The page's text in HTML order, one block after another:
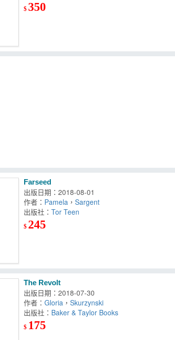
$ 350
Farseed
出版日期：2018-08-01
作者： Pamela ，Sargent
出版社：Tor Teen
$ 245
The Revolt
出版日期：2018-07-30
作者：Gloria ，Skurzynski
出版社： Baker & Taylor Books
$ 175